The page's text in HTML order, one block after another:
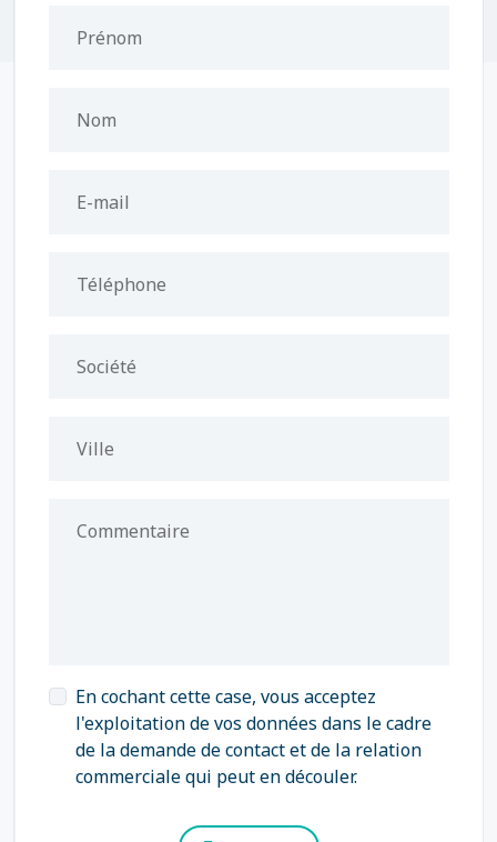
Prénom
Nom
E-mail
Téléphone
Société
Ville
Commentaire
En cochant cette case, vous acceptez
l'exploitation de vos données dans le cadre
de la demande de contact et de la relation
commerciale qui peut en découler.